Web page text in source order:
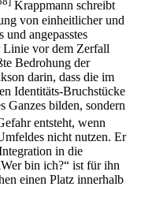
Krapp­mann schreibt
von einheitlicher und
angepasstes
Linie vor dem Zerfall
Bedrohung der
darin, dass die im
Identitäts-Bruchstücke
Ganzes bilden, sondern
entsteht, wenn
nicht nutzen. Er
in die
bin ich?“ ist für ihn
einen Platz innerhalb